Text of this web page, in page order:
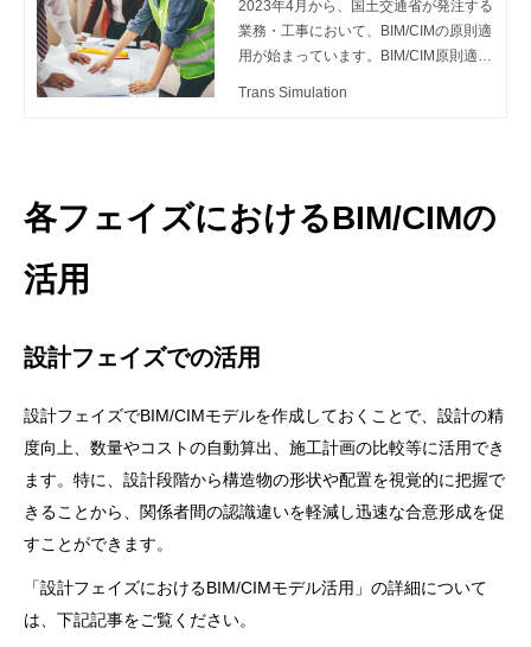
題点
2023年4月から、国土交通省が発注する
業務・工事において、BIM/CIMの原則適
用が始まっています。BIM/CIM原則適用
Trans Simulation
各フェイズにおけるBIM/CIMの
活用
設計フェイズでの活用
設計フェイズでBIM/CIMモデルを作成しておくことで、設計の精
度向上、数量やコストの自動算出、施工計画の比較等に活用でき
ます。特に、設計段階から構造物の形状や配置を視覚的に把握で
きることから、関係者間の認識違いを軽減し迅速な合意形成を促
すことができます。
「設計フェイズにおけるBIM/CIMモデル活用」の詳細について
は、下記記事をご覧ください。